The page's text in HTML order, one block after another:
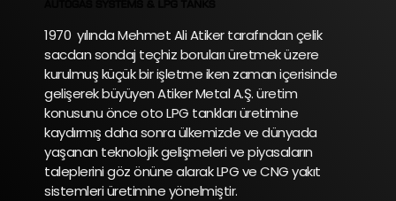
1970 yılında Mehmet Ali Atiker tarafından çelik
sacdan sondaj teçhiz boruları üretmek üzere
kurulmuş küçük bir işletme iken zaman içerisinde
gelişerek büyüyen Atiker Metal A.Ş. üretim
konusunu önce oto LPG tankları üretimine
kaydırmış daha sonra ülkemizde ve dünyada
yaşanan teknolojik gelişmeleri ve piyasaların
taleplerini göz önüne alarak LPG ve CNG yakıt
sistemleri üretimine yönelmiştir.